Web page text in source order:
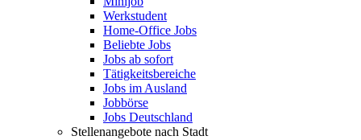
Werkstudent
Home-Office Jobs
Beliebte Jobs
Jobs ab sofort
Tätigkeitsbereiche
Jobs im Ausland
Jobbörse
Jobs Deutschland
Stellenangebote nach Stadt